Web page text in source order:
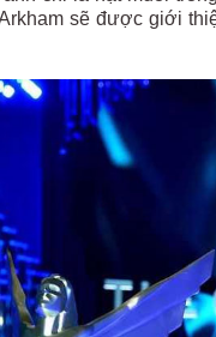
sẽ được giới